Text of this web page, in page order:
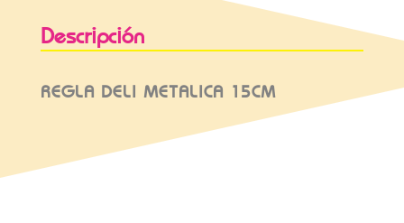
Descripción
REGLA DELI METALICA 15CM